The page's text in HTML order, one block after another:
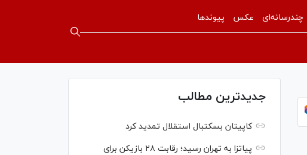
چندرسانه‌ای عکس پیوندها
جدیدترین مطالب
کاپیتان بسکتبال استقلال تمدید کرد
پیاتزا به تهران رسید؛ رقابت ۲۸ بازیکن برای